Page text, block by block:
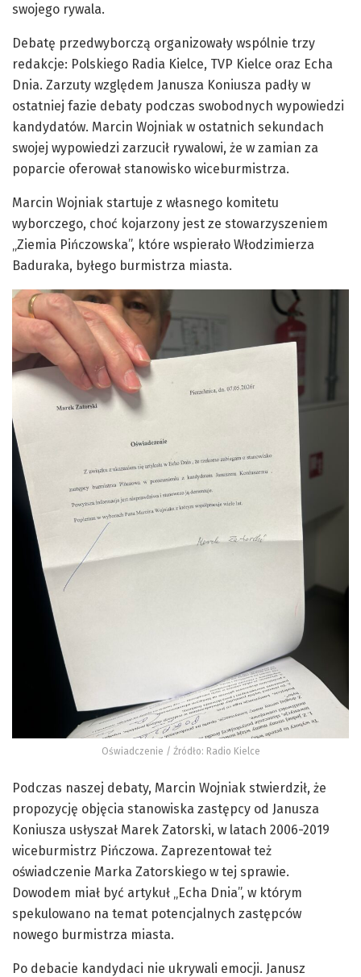
swojego rywala.
Debatę przedwyborczą organizowały wspólnie trzy
redakcje: Polskiego Radia Kielce, TVP Kielce oraz Echa
Dnia. Zarzuty względem Janusza Koniusza padły w
ostatniej fazie debaty podczas swobodnych wypowiedzi
kandydatów. Marcin Wojniak w ostatnich sekundach
swojej wypowiedzi zarzucił rywalowi, że w zamian za
poparcie oferował stanowisko wiceburmistrza.
Marcin Wojniak startuje z własnego komitetu
wyborczego, choć kojarzony jest ze stowarzyszeniem
„Ziemia Pińczowska”, które wspierało Włodzimierza
Baduraka, byłego burmistrza miasta.
Oświadczenie / Źródło: Radio Kielce
Podczas naszej debaty, Marcin Wojniak stwierdził, że
propozycję objęcia stanowiska zastępcy od Janusza
Koniusza usłyszał Marek Zatorski, w latach 2006-2019
wiceburmistrz Pińczowa. Zaprezentował też
oświadczenie Marka Zatorskiego w tej sprawie.
Dowodem miał być artykuł „Echa Dnia”, w którym
spekulowano na temat potencjalnych zastępców
nowego burmistrza miasta.
Po debacie kandydaci nie ukrywali emocji. Janusz